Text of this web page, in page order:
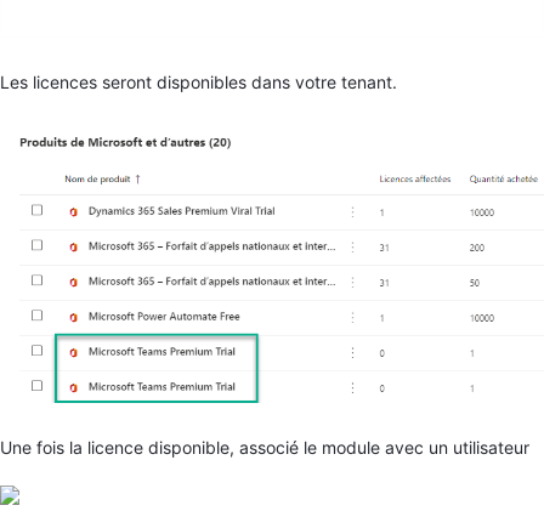
Les licences seront disponibles dans votre tenant.
Une fois la licence disponible, associé le module avec un utilisateur